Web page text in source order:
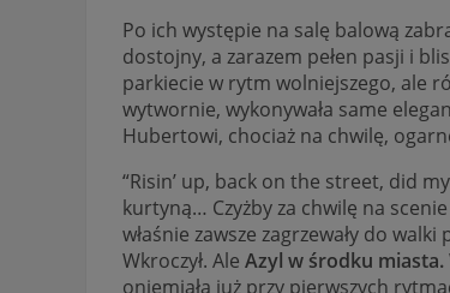
Po ich występie na salę balową
dostojny, a zarazem pełen pasji i
parkiecie w rytm wolniejszego, ale
wytwornie, wykonywała same
Hubertowi, chociaż na chwilę,
“Risin’ up, back on the street, did
kurtyną… Czyżby za chwilę na
właśnie zawsze zagrzewały do
Wkroczył. Ale Azyl w środku miasta.
oniemiała już przy pierwszych